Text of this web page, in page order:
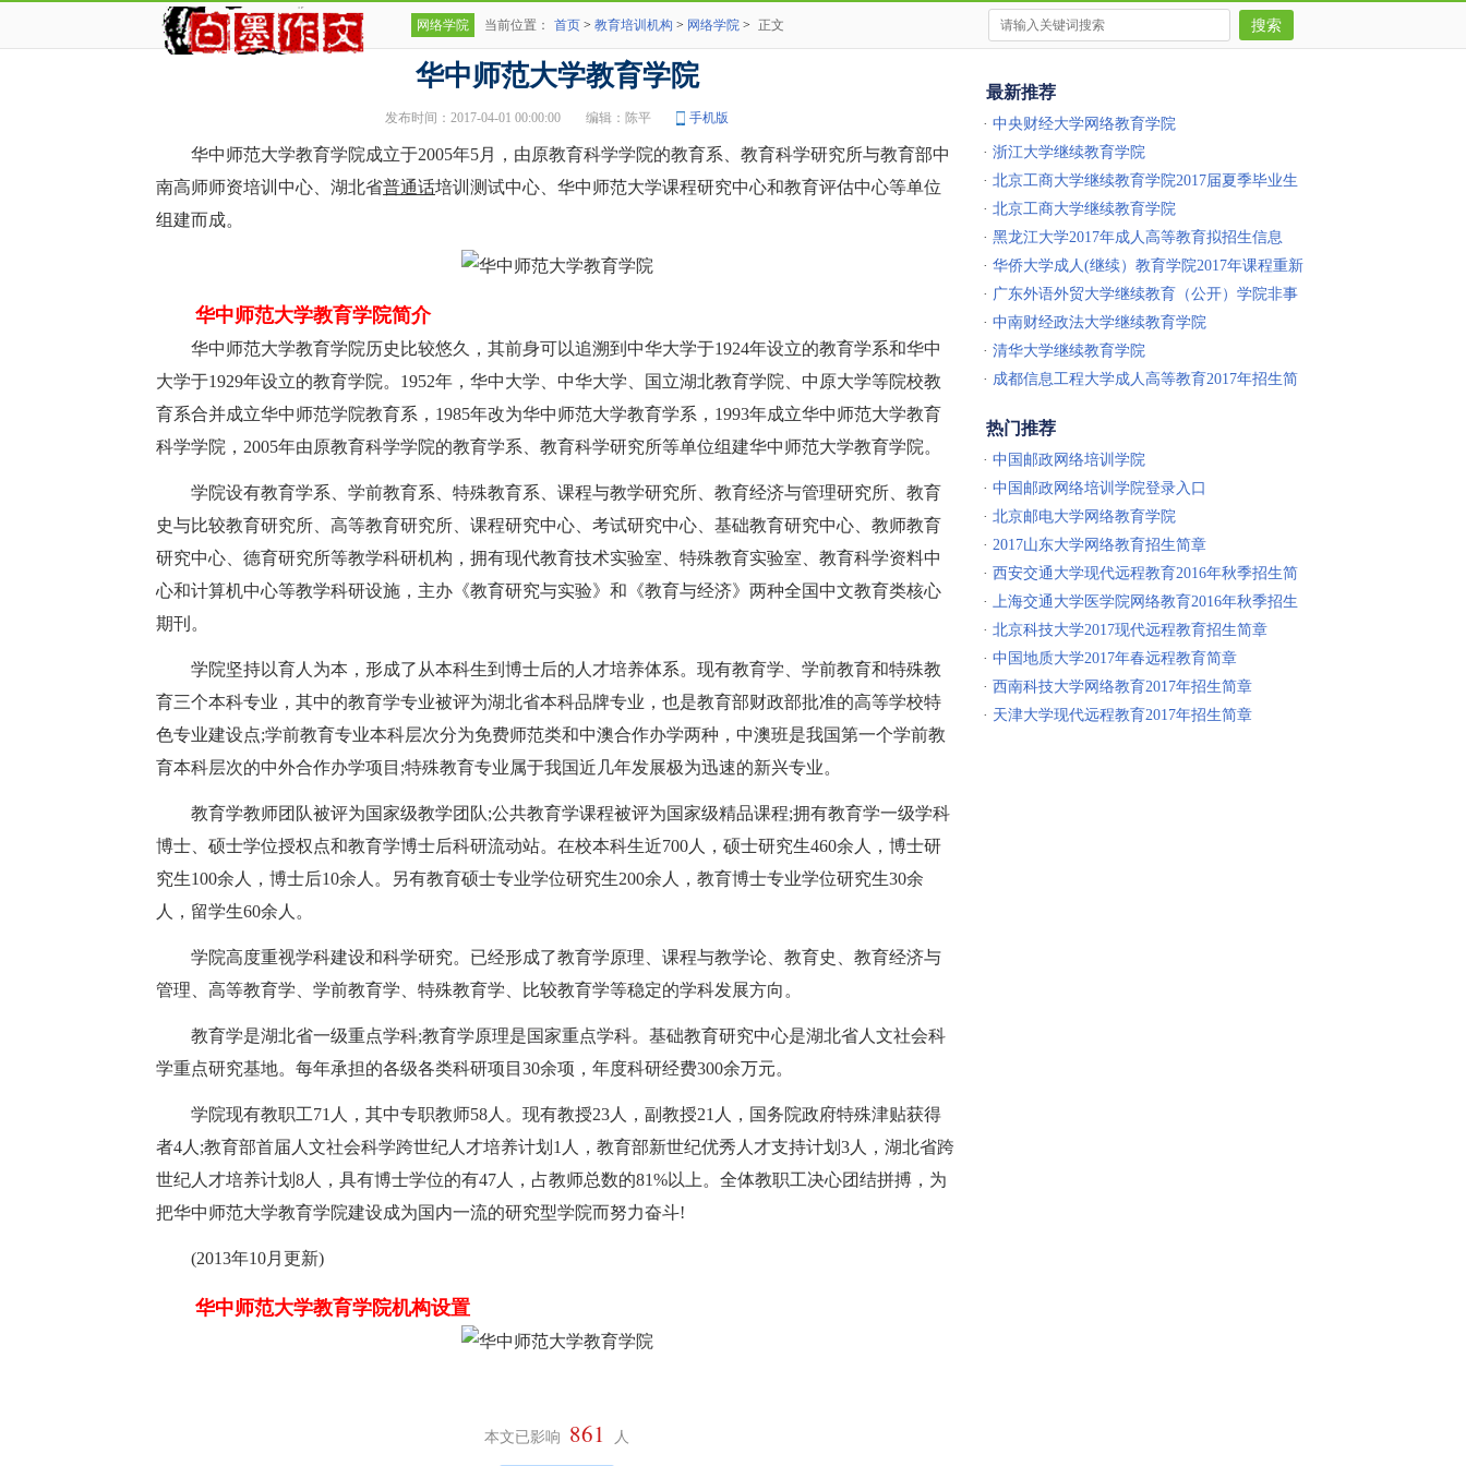
网络学院 当前位置： 首页 > 教育培训机构 > 网络学院 > 正文
华中师范大学教育学院
发布时间：2017-04-01 00:00:00 编辑：陈平 手机版
华中师范大学教育学院成立于2005年5月，由原教育科学学院的教育系、教育科学研究所与教育部中
南高师师资培训中心、湖北省普通话培训测试中心、华中师范大学课程研究中心和教育评估中心等单位
组建而成。
华中师范大学教育学院简介
华中师范大学教育学院历史比较悠久，其前身可以追溯到中华大学于1924年设立的教育学系和华中
大学于1929年设立的教育学院。1952年，华中大学、中华大学、国立湖北教育学院、中原大学等院校教
育系合并成立华中师范学院教育系，1985年改为华中师范大学教育学系，1993年成立华中师范大学教育
科学学院，2005年由原教育科学学院的教育学系、教育科学研究所等单位组建华中师范大学教育学院。
学院设有教育学系、学前教育系、特殊教育系、课程与教学研究所、教育经济与管理研究所、教育
史与比较教育研究所、高等教育研究所、课程研究中心、考试研究中心、基础教育研究中心、教师教育
研究中心、德育研究所等教学科研机构，拥有现代教育技术实验室、特殊教育实验室、教育科学资料中
心和计算机中心等教学科研设施，主办《教育研究与实验》和《教育与经济》两种全国中文教育类核心
期刊。
学院坚持以育人为本，形成了从本科生到博士后的人才培养体系。现有教育学、学前教育和特殊教
育三个本科专业，其中的教育学专业被评为湖北省本科品牌专业，也是教育部财政部批准的高等学校特
色专业建设点;学前教育专业本科层次分为免费师范类和中澳合作办学两种，中澳班是我国第一个学前教
育本科层次的中外合作办学项目;特殊教育专业属于我国近几年发展极为迅速的新兴专业。
教育学教师团队被评为国家级教学团队;公共教育学课程被评为国家级精品课程;拥有教育学一级学科
博士、硕士学位授权点和教育学博士后科研流动站。在校本科生近700人，硕士研究生460余人，博士研
究生100余人，博士后10余人。另有教育硕士专业学位研究生200余人，教育博士专业学位研究生30余
人，留学生60余人。
学院高度重视学科建设和科学研究。已经形成了教育学原理、课程与教学论、教育史、教育经济与
管理、高等教育学、学前教育学、特殊教育学、比较教育学等稳定的学科发展方向。
教育学是湖北省一级重点学科;教育学原理是国家重点学科。基础教育研究中心是湖北省人文社会科
学重点研究基地。每年承担的各级各类科研项目30余项，年度科研经费300余万元。
学院现有教职工71人，其中专职教师58人。现有教授23人，副教授21人，国务院政府特殊津贴获得
者4人;教育部首届人文社会科学跨世纪人才培养计划1人，教育部新世纪优秀人才支持计划3人，湖北省跨
世纪人才培养计划8人，具有博士学位的有47人，占教师总数的81%以上。全体教职工决心团结拼搏，为
把华中师范大学教育学院建设成为国内一流的研究型学院而努力奋斗!
(2013年10月更新)
华中师范大学教育学院机构设置
本文已影响 861 人
最新推荐
· 中央财经大学网络教育学院
· 浙江大学继续教育学院
· 北京工商大学继续教育学院2017届夏季毕业生
毕业安排的通知
· 北京工商大学继续教育学院
· 黑龙江大学2017年成人高等教育拟招生信息
· 华侨大学成人(继续）教育学院2017年课程重新
学习的通知
· 广东外语外贸大学继续教育（公开）学院非事
业编制招聘启事
· 中南财经政法大学继续教育学院
· 清华大学继续教育学院
· 成都信息工程大学成人高等教育2017年招生简
热门推荐
· 中国邮政网络培训学院
· 中国邮政网络培训学院登录入口
· 北京邮电大学网络教育学院
· 2017山东大学网络教育招生简章
· 西安交通大学现代远程教育2016年秋季招生简
章
· 上海交通大学医学院网络教育2016年秋季招生
简章
· 北京科技大学2017现代远程教育招生简章
· 中国地质大学2017年春远程教育简章
· 西南科技大学网络教育2017年招生简章
· 天津大学现代远程教育2017年招生简章